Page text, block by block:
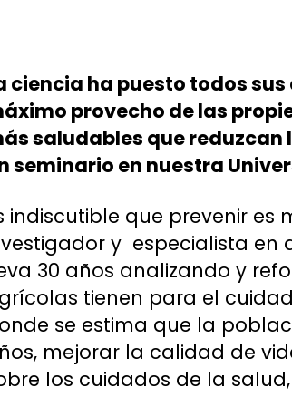
ciencia ha puesto todos
provecho de las
saludables que reduzcan
seminario en nuestra
indiscutible que prevenir es
y especialista en
30 años analizando y
tienen para el
se estima que la
mejorar la calidad de
los cuidados de la